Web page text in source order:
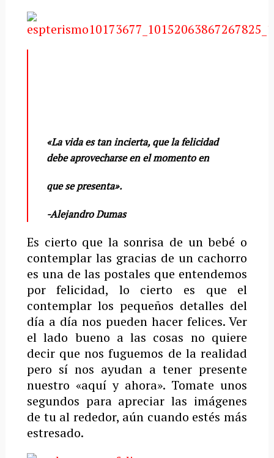
«La vida es tan incierta, que la felicidad
debe aprovecharse en el momento en
que se presenta».
-Alejandro Dumas
Es cierto que la sonrisa de un bebé o
contemplar las gracias de un cachorro
es una de las postales que entendemos
por felicidad, lo cierto es que el
contemplar los pequeños detalles del
día a día nos pueden hacer felices. Ver
el lado bueno a las cosas no quiere
decir que nos fuguemos de la realidad
pero sí nos ayudan a tener presente
nuestro «aquí y ahora». Tomate unos
segundos para apreciar las imágenes
de tu al rededor, aún cuando estés más
estresado.